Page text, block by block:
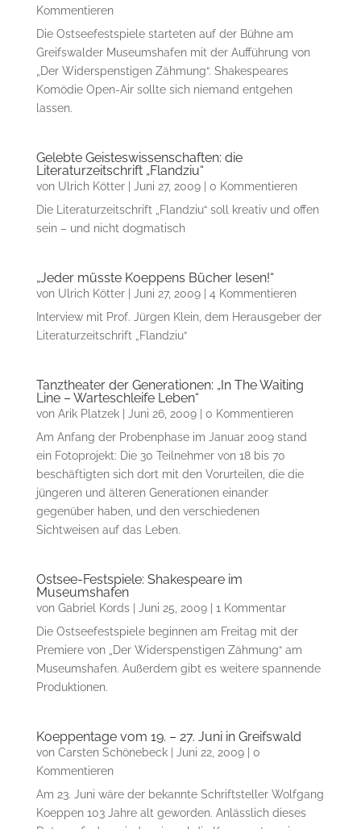
Kommentieren
Die Ostseefestspiele starteten auf der Bühne am
Greifswalder Museumshafen mit der Aufführung von
„Der Widerspenstigen Zähmung“. Shakespeares
Komödie Open-Air sollte sich niemand entgehen
lassen.
Gelebte Geisteswissenschaften: die
Literaturzeitschrift „Flandziu“
von Ulrich Kötter| Juni 27, 2009| 0 Kommentieren
Die Literaturzeitschrift „Flandziu“ soll kreativ und offen
sein – und nicht dogmatisch
„Jeder müsste Koeppens Bücher lesen!“
von Ulrich Kötter| Juni 27, 2009| 4 Kommentieren
Interview mit Prof. Jürgen Klein, dem Herausgeber der
Literaturzeitschrift „Flandziu“
Tanztheater der Generationen: „In The Waiting
Line – Warteschleife Leben“
von Arik Platzek| Juni 26, 2009| 0 Kommentieren
Am Anfang der Probenphase im Januar 2009 stand
ein Fotoprojekt: Die 30 Teilnehmer von 18 bis 70
beschäftigten sich dort mit den Vorurteilen, die die
jüngeren und älteren Generationen einander
gegenüber haben, und den verschiedenen
Sichtweisen auf das Leben.
Ostsee-Festspiele: Shakespeare im
Museumshafen
von Gabriel Kords| Juni 25, 2009| 1 Kommentar
Die Ostseefestspiele beginnen am Freitag mit der
Premiere von „Der Widerspenstigen Zähmung“ am
Museumshafen. Außerdem gibt es weitere spannende
Produktionen.
Koeppentage vom 19. – 27. Juni in Greifswald
von Carsten Schönebeck| Juni 22, 2009| 0
Kommentieren
Am 23. Juni wäre der bekannte Schriftsteller Wolfgang
Koeppen 103 Jahre alt geworden. Anlässlich dieses